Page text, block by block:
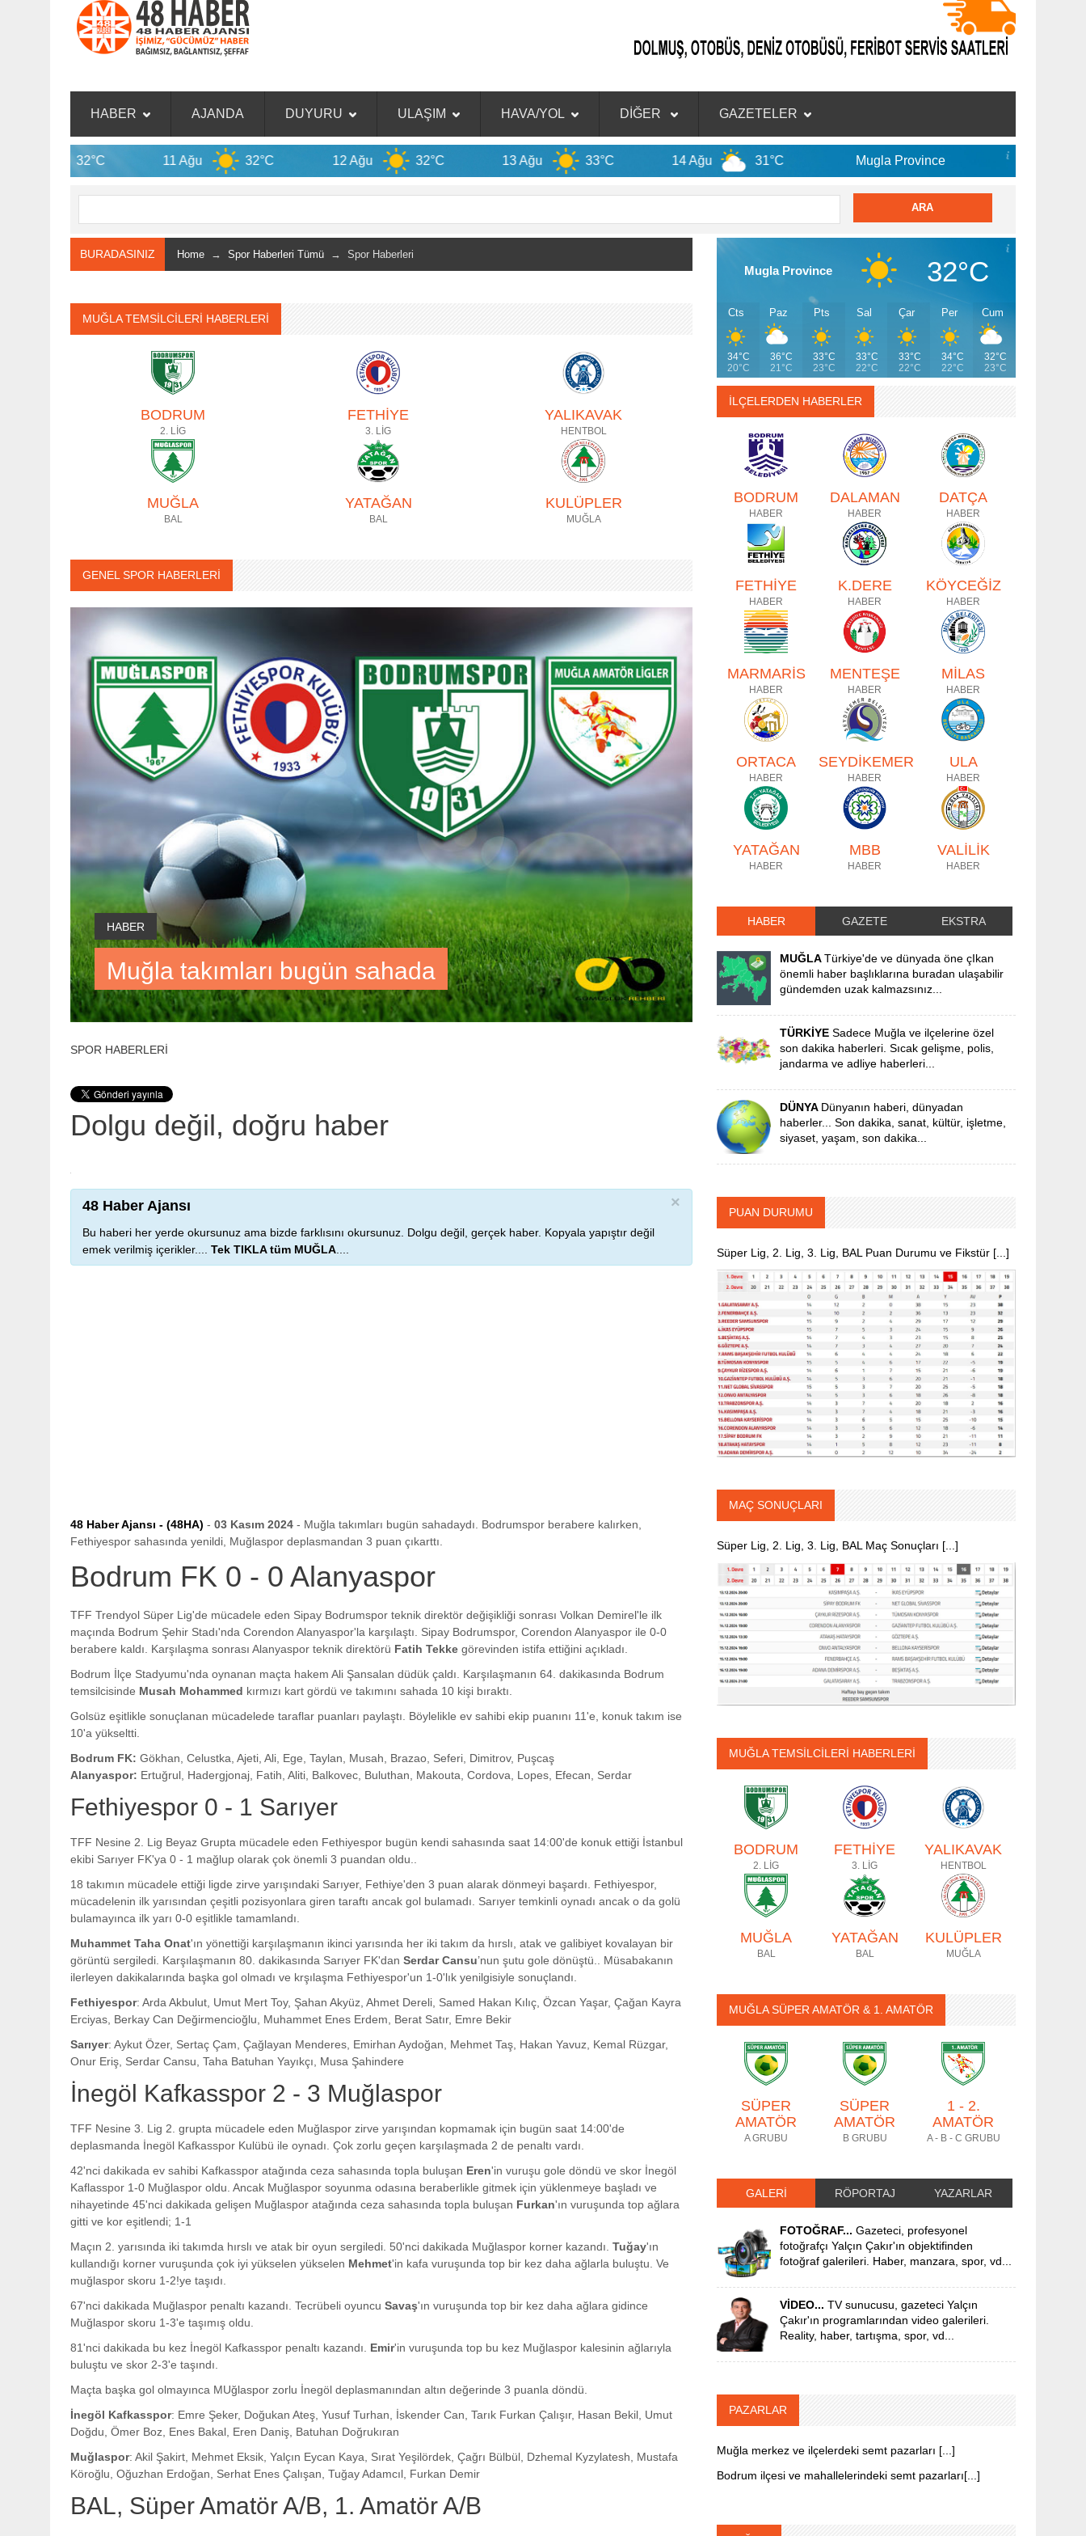
HABER AJANDA DUYURU ULAŞIM HAVA/YOL DİĞER GAZETELER
11 Ağu 32°C 12 Ağu 32°C 13 Ağu 33°C 14 Ağu 31°C Mugla Province
BURADASINIZ Home → Spor Haberleri Tümü → Spor Haberleri
MUĞLA TEMSİLCİLERİ HABERLERİ
BODRUM
2. LİG
FETHİYE
3. LİG
YALIKAVAK
HENTBOL
MUĞLA
BAL
YATAĞAN
BAL
KULÜPLER
MUĞLA
GENEL SPOR HABERLERİ
HABER
Muğla takımları bugün sahada
SPOR HABERLERİ
Dolgu değil, doğru haber
×
48 Haber Ajansı
Bu haberi her yerde okursunuz ama bizde farklısını okursunuz. Dolgu değil, gerçek haber. Kopyala yapıştır değil
emek verilmiş içerikler.... Tek TIKLA tüm MUĞLA
48 Haber Ajansı - (48HA) - 03 Kasım 2024 - Muğla takımları bugün sahadaydı. Bodrumspor berabere kalırken,
Fethiyespor sahasında yenildi, Muğlaspor deplasmandan 3 puan çıkarttı.
Bodrum FK 0 - 0 Alanyaspor
TFF Trendyol Süper Lig'de mücadele eden Sipay Bodrumspor teknik direktör değişikliği sonrası Volkan Demirel'le ilk
maçında Bodrum Şehir Stadı'nda Corendon Alanyaspor'la karşılaştı. Sipay Bodrumspor, Corendon Alanyaspor ile 0-0
berabere kaldı. Karşılaşma sonrası Alanyaspor teknik direktörü Fatih Tekke görevinden istifa ettiğini açıkladı.
Bodrum İlçe Stadyumu'nda oynanan maçta hakem Ali Şansalan düdük çaldı. Karşılaşmanın 64. dakikasında Bodrum
temsilcisinde Musah Mohammed kırmızı kart gördü ve takımını sahada 10 kişi bıraktı.
Golsüz eşitlikle sonuçlanan mücadelede taraflar puanları paylaştı. Böylelikle ev sahibi ekip puanını 11'e, konuk takım ise
10'a yükseltti.
Bodrum FK: Gökhan, Celustka, Ajeti, Ali, Ege, Taylan, Musah, Brazao, Seferi, Dimitrov, Puşcaş
Alanyaspor: Ertuğrul, Hadergjonaj, Fatih, Aliti, Balkovec, Buluthan, Makouta, Cordova, Lopes, Efecan, Serdar
Fethiyespor 0 - 1 Sarıyer
TFF Nesine 2. Lig Beyaz Grupta mücadele eden Fethiyespor bugün kendi sahasında saat 14:00'de konuk ettiği İstanbul
ekibi Sarıyer FK'ya 0 - 1 mağlup olarak çok önemli 3 puandan oldu..
18 takımın mücadele ettiği ligde zirve yarışındaki Sarıyer, Fethiye'den 3 puan alarak dönmeyi başardı. Fethiyespor,
mücadelenin ilk yarısından çeşitli pozisyonlara giren taraftı ancak gol bulamadı. Sarıyer temkinli oynadı ancak o da golü
bulamayınca ilk yarı 0-0 eşitlikle tamamlandı.
Muhammet Taha Onat'ın yönettiği karşılaşmanın ikinci yarısında her iki takım da hırslı, atak ve galibiyet kovalayan bir
görüntü sergiledi. Karşılaşmanın 80. dakikasında Sarıyer FK'dan Serdar Cansu’nun şutu gole dönüştü.. Müsabakanın
ilerleyen dakikalarında başka gol olmadı ve krşılaşma Fethiyespor'un 1-0'lık yenilgisiyle sonuçlandı.
Fethiyespor: Arda Akbulut, Umut Mert Toy, Şahan Akyüz, Ahmet Dereli, Samed Hakan Kılıç, Özcan Yaşar, Çağan Kayra
Erciyas, Berkay Can Değirmencioğlu, Muhammet Enes Erdem, Berat Satır, Emre Bekir
Sarıyer: Aykut Özer, Sertaç Çam, Çağlayan Menderes, Emirhan Aydoğan, Mehmet Taş, Hakan Yavuz, Kemal Rüzgar,
Onur Eriş, Serdar Cansu, Taha Batuhan Yayıkçı, Musa Şahindere
İnegöl Kafkasspor 2 - 3 Muğlaspor
TFF Nesine 3. Lig 2. grupta mücadele eden Muğlaspor zirve yarışından kopmamak için bugün saat 14:00'de
deplasmanda İnegöl Kafkasspor Kulübü ile oynadı. Çok zorlu geçen karşılaşmada 2 de penaltı vardı.
42'nci dakikada ev sahibi Kafkasspor atağında ceza sahasında topla buluşan Eren'in vuruşu gole döndü ve skor İnegöl
Kaflasspor 1-0 Muğlaspor oldu. Ancak Muğlaspor soyunma odasına beraberlikle gitmek için yüklenmeye başladı ve
nihayetinde 45'nci dakikada gelişen Muğlaspor atağında ceza sahasında topla buluşan Furkan'ın vuruşunda top ağlara
gitti ve kor eşitlendi; 1-1
Maçın 2. yarısında iki takımda hırslı ve atak bir oyun sergiledi. 50'nci dakikada Muğlaspor korner kazandı. Tuğay'ın
kullandığı korner vuruşunda çok iyi yükselen yükselen Mehmet'in kafa vuruşunda top bir kez daha ağlarla buluştu. Ve
muğlaspor skoru 1-2!ye taşıdı.
67'nci dakikada Muğlaspor penaltı kazandı. Tecrübeli oyuncu Savaş'ın vuruşunda top bir kez daha ağlara gidince
Muğlaspor skoru 1-3'e taşımış oldu.
81'nci dakikada bu kez İnegöl Kafkasspor penaltı kazandı. Emir'in vuruşunda top bu kez Muğlaspor kalesinin ağlarıyla
buluştu ve skor 2-3'e taşındı.
Maçta başka gol olmayınca MUğlaspor zorlu İnegöl deplasmanından altın değerinde 3 puanla döndü.
İnegöl Kafkasspor: Emre Şeker, Doğukan Ateş, Yusuf Turhan, İskender Can, Tarık Furkan Çalışır, Hasan Bekil, Umut
Doğdu, Ömer Boz, Enes Bakal, Eren Daniş, Batuhan Doğrukıran
Muğlaspor: Akil Şakirt, Mehmet Eksik, Yalçın Eycan Kaya, Sırat Yeşilördek, Çağrı Bülbül, Dzhemal Kyzylatesh, Mustafa
Köroğlu, Oğuzhan Erdoğan, Serhat Enes Çalışan, Tuğay Adamcıl, Furkan Demir
BAL, Süper Amatör A/B, 1. Amatör A/B
Mugla Province 32°C
Cts
34°C
20°C
Paz
36°C
21°C
Pts
33°C
23°C
Sal
33°C
22°C
Çar
33°C
22°C
Per
34°C
22°C
Cum
32°C
23°C
İLÇELERDEN HABERLER
BODRUM
HABER
DALAMAN
HABER
DATÇA
HABER
FETHİYE
HABER
K.DERE
HABER
KÖYCEĞİZ
HABER
MARMARİS
HABER
MENTEŞE
HABER
MİLAS
HABER
ORTACA
HABER
SEYDİKEMER
HABER
ULA
HABER
YATAĞAN
HABER
MBB
HABER
VALİLİK
HABER
HABER GAZETE EKSTRA
MUĞLATürkiye'de ve dünyada öne çIkan
önemli haber başlıklarına buradan ulaşabilir
gündemden uzak kalmazsınız...
TÜRKİYESadece Muğla ve ilçelerine özel
son dakika haberleri. Sıcak gelişme, polis,
jandarma ve adliye haberleri...
DÜNYA Dünyanın haberi, dünyadan
haberler... Son dakika, sanat, kültür, işletme,
siyaset, yaşam, son dakika...
PUAN DURUMU
Süper Lig, 2. Lig, 3. Lig, BAL Puan Durumu ve Fikstür [...]
MAÇ SONUÇLARI
Süper Lig, 2. Lig, 3. Lig, BAL Maç Sonuçları [...]
MUĞLA TEMSİLCİLERİ HABERLERİ
BODRUM
2. LİG
FETHİYE
3. LİG
YALIKAVAK
HENTBOL
MUĞLA
BAL
YATAĞAN
BAL
KULÜPLER
MUĞLA
MUĞLA SÜPER AMATÖR & 1. AMATÖR
SÜPER
AMATÖR
A GRUBU
SÜPER
AMATÖR
B GRUBU
1 - 2.
AMATÖR
A - B - C GRUBU
GALERİ RÖPORTAJ YAZARLAR
FOTOĞRAF... Gazeteci, profesyonel
fotoğrafçı Yalçın Çakır'ın objektifinden
fotoğraf galerileri. Haber, manzara, spor, vd...
VİDEO... TV sunucusu, gazeteci Yalçın
Çakır'ın programlarından video galerileri.
Reality, haber, tartışma, spor, vd...
PAZARLAR
Muğla merkez ve ilçelerdeki semt pazarları [...]
Bodrum ilçesi ve mahallelerindeki semt pazarları[...]